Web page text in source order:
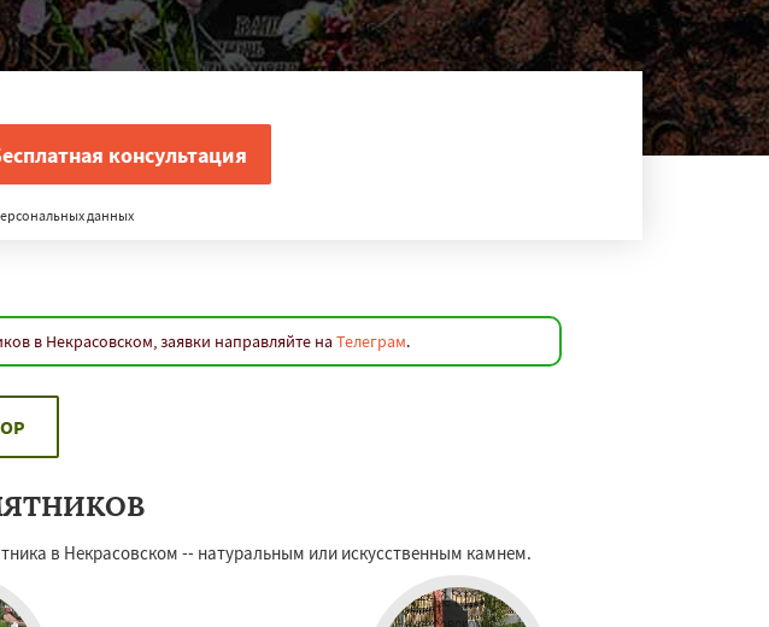
данных
в Некрасовском, заявки направляйте на Телеграм.
в Некрасовском -- натуральным или искусственным камнем.